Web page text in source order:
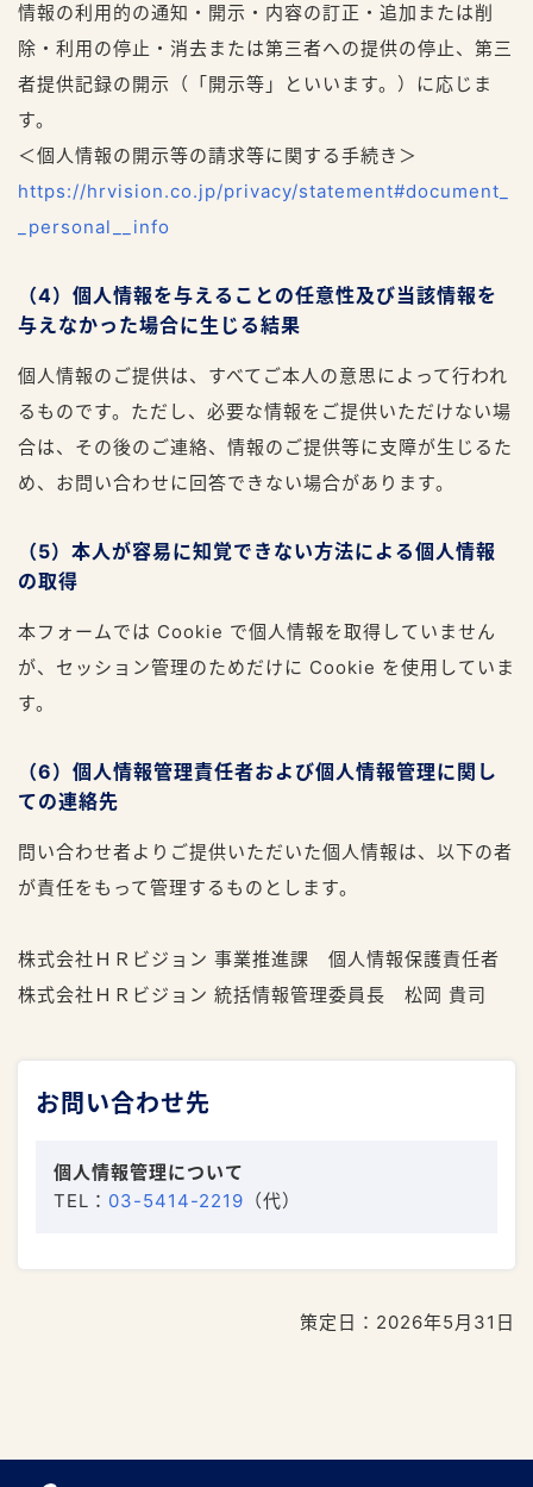
情報の利用的の通知・開示・内容の訂正・追加または削
除・利用の停止・消去または第三者への提供の停止、第三
者提供記録の開示（「開示等」といいます。）に応じま
す。
＜個人情報の開示等の請求等に関する手続き＞
https://hrvision.co.jp/privacy/statement#document_
_personal__info
（4）個人情報を与えることの任意性及び当該情報を
与えなかった場合に生じる結果
個人情報のご提供は、すべてご本人の意思によって行われ
るものです。ただし、必要な情報をご提供いただけない場
合は、その後のご連絡、情報のご提供等に支障が生じるた
め、お問い合わせに回答できない場合があります。
（5）本人が容易に知覚できない方法による個人情報
の取得
本フォームでは Cookie で個人情報を取得していません
が、セッション管理のためだけに Cookie を使用していま
す。
（6）個人情報管理責任者および個人情報管理に関し
ての連絡先
問い合わせ者よりご提供いただいた個人情報は、以下の者
が責任をもって管理するものとします。
株式会社ＨＲビジョン 事業推進課 個人情報保護責任者
株式会社ＨＲビジョン 統括情報管理委員長 松岡 貴司
お問い合わせ先
個人情報管理について
TEL： 03-5414-2219 （代）
策定日：2026年5月31日